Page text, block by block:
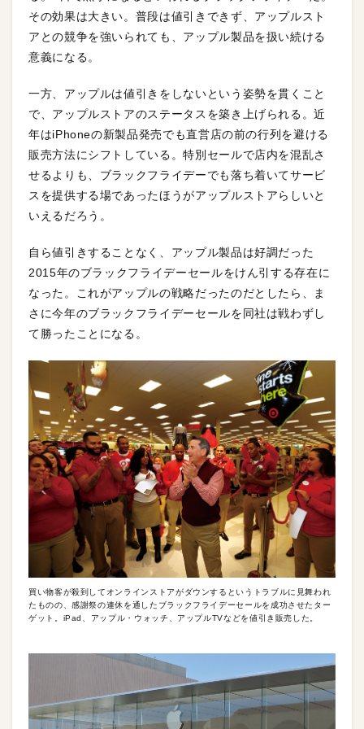
その効果は大きい。普段は値引きできず、アップルスト
アとの競争を強いられても、アップル製品を扱い続ける
意義になる。
一方、アップルは値引きをしないという姿勢を貫くこと
で、アップルストアのステータスを築き上げられる。近
年はiPhoneの新製品発売でも直営店の前の行列を避ける
販売方法にシフトしている。特別セールで店内を混乱さ
せるよりも、ブラックフライデーでも落ち着いてサービ
スを提供する場であったほうがアップルストアらしいと
いえるだろう。
自ら値引きすることなく、アップル製品は好調だった
2015年のブラックフライデーセールをけん引する存在に
なった。これがアップルの戦略だったのだとしたら、ま
さに今年のブラックフライデーセールを同社は戦わずし
て勝ったことになる。
買い物客が殺到してオンラインストアがダウンするというトラブルに見舞われ
たものの、感謝祭の連休を通したブラックフライデーセールを成功させたター
ゲット。iPad、アップル・ウォッチ、アップルTVなどを値引き販売した。